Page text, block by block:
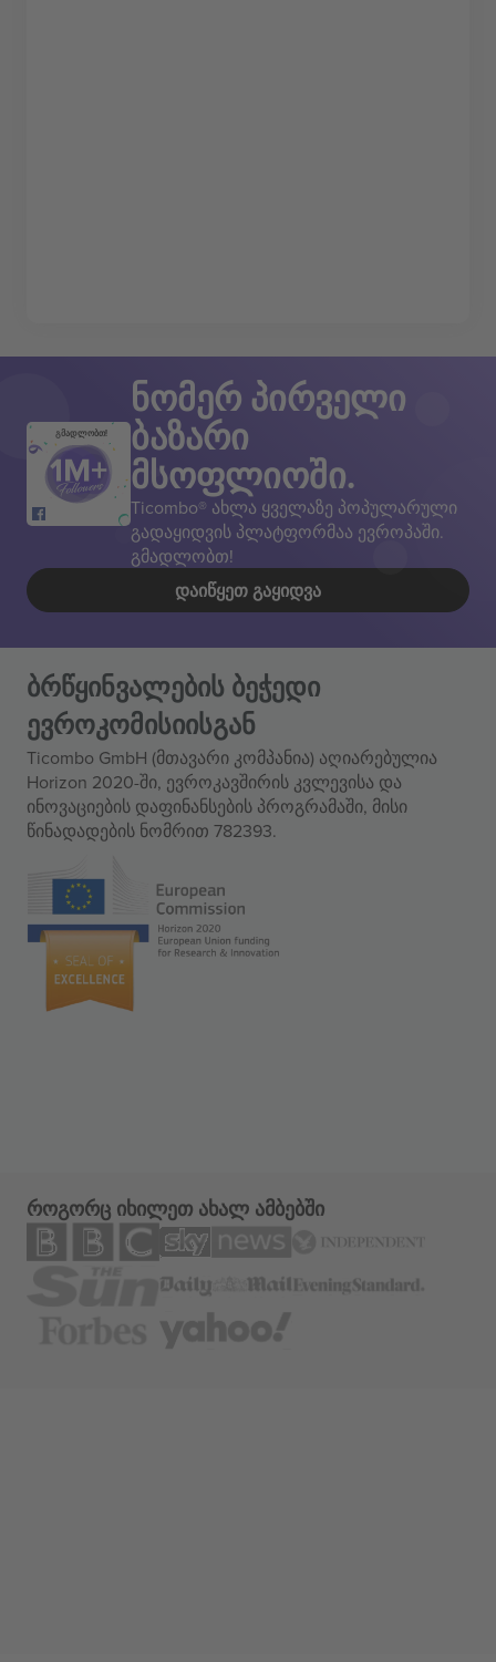
გმადლობთ!
ნომერ პირველი
ბაზარი
მსოფლიოში.
Ticombo® ახლა ყველაზე პოპულარული
გადაყიდვის პლატფორმაა ევროპაში.
გმადლობთ!
ᲓᲐᲘᲬᲧᲔᲗ ᲒᲐᲧᲘᲓᲕᲐ
ბრწყინვალების ბეჭედი
ევროკომისიისგან
Ticombo GmbH (მთავარი კომპანია) აღიარებულია
Horizon 2020-ში, ევროკავშირის კვლევისა და
ინოვაციების დაფინანსების პროგრამაში, მისი
წინადადების ნომრით 782393.
როგორც იხილეთ ახალ ამბებში